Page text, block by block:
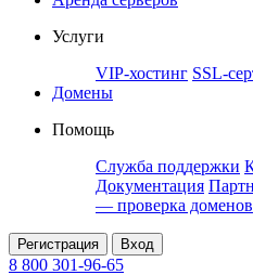
Услуги
VIP-хостинг SSL-
Домены
Помощь
Служба поддержки
Документация
— проверка доменов
Регистрация Вход
8 800 301-96-65